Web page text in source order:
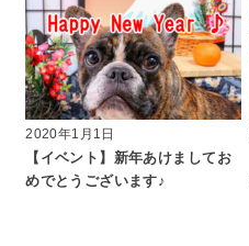
2020年1月1日
【イベント】新年あけましてお
めでとうございます♪